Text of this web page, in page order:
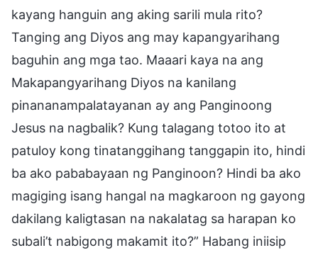
kayang hanguin ang aking sarili mula rito?
Tanging ang Diyos ang may kapangyarihang
baguhin ang mga tao. Maaari kaya na ang
Makapangyarihang Diyos na kanilang
pinananampalatayanan ay ang Panginoong
Jesus na nagbalik? Kung talagang totoo ito at
patuloy kong tinatanggihang tanggapin ito, hindi
ba ako pababayaan ng Panginoon? Hindi ba ako
magiging isang hangal na magkaroon ng gayong
dakilang kaligtasan na nakalatag sa harapan ko
subali’t nabigong makamit ito?” Habang iniisip